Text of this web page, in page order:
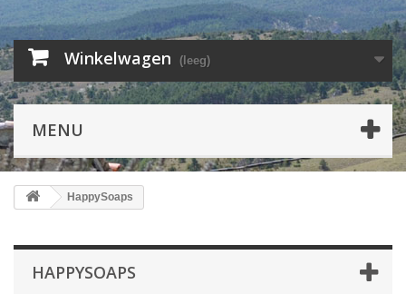
Winkelwagen (leeg)
MENU
HappySoaps
HAPPYSOAPS